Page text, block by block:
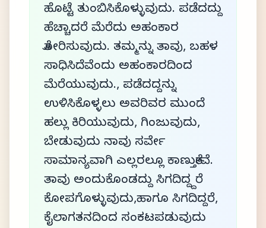
ಹೊಟ್ಟೆ ತುಂಬಿಸಿಕೊಳ್ಳುವುದು. ಪಡೆದದ್ದು
ಹೆಚ್ಚಾದರೆ ಮೆರೆದು ಅಹಂಕಾರ
ತೋರಿಸುವುದು. ತಮ್ಮನ್ನು ತಾವು, ಬಹಳ
ಸಾಧಿಸಿದೆವೆಂದು ಅಹಂಕಾರದಿಂದ
ಮೆರೆಯುವುದು., ಪಡೆದದ್ದನ್ನು
ಉಳಿಸಿಕೊಳ್ಳಲು ಅವರಿವರ ಮುಂದೆ
ಹಲ್ಲು ಕಿರಿಯುವುದು, ಗಿಂಜುವುದು,
ಬೇಡುವುದು ನಾವು ಸರ್ವೇ
ಸಾಮಾನ್ಯವಾಗಿ ಎಲ್ಲರಲ್ಲೂ ಕಾಣುತ್ತೇವೆ.
ತಾವು ಅಂದುಕೊಂಡದ್ದು ಸಿಗದಿದ್ದ್ದರೆ
ಕೋಪಗೊಳ್ಳುವುದು,ಹಾಗೂ ಸಿಗದಿದ್ದರೆ,
ಕೈಲಾಗತನದಿಂದ ಸಂಕಟಪಡುವುದು